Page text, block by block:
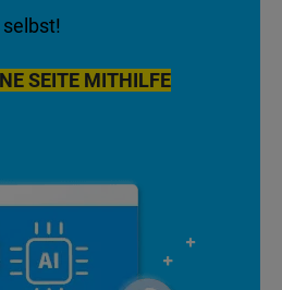
SEITE MITHILFE